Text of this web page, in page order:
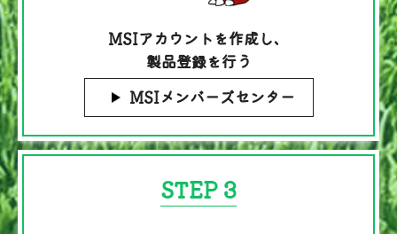
MSIアカウントを作成し、
製品登録を行う
MSIメンバーズセンター
STEP 3